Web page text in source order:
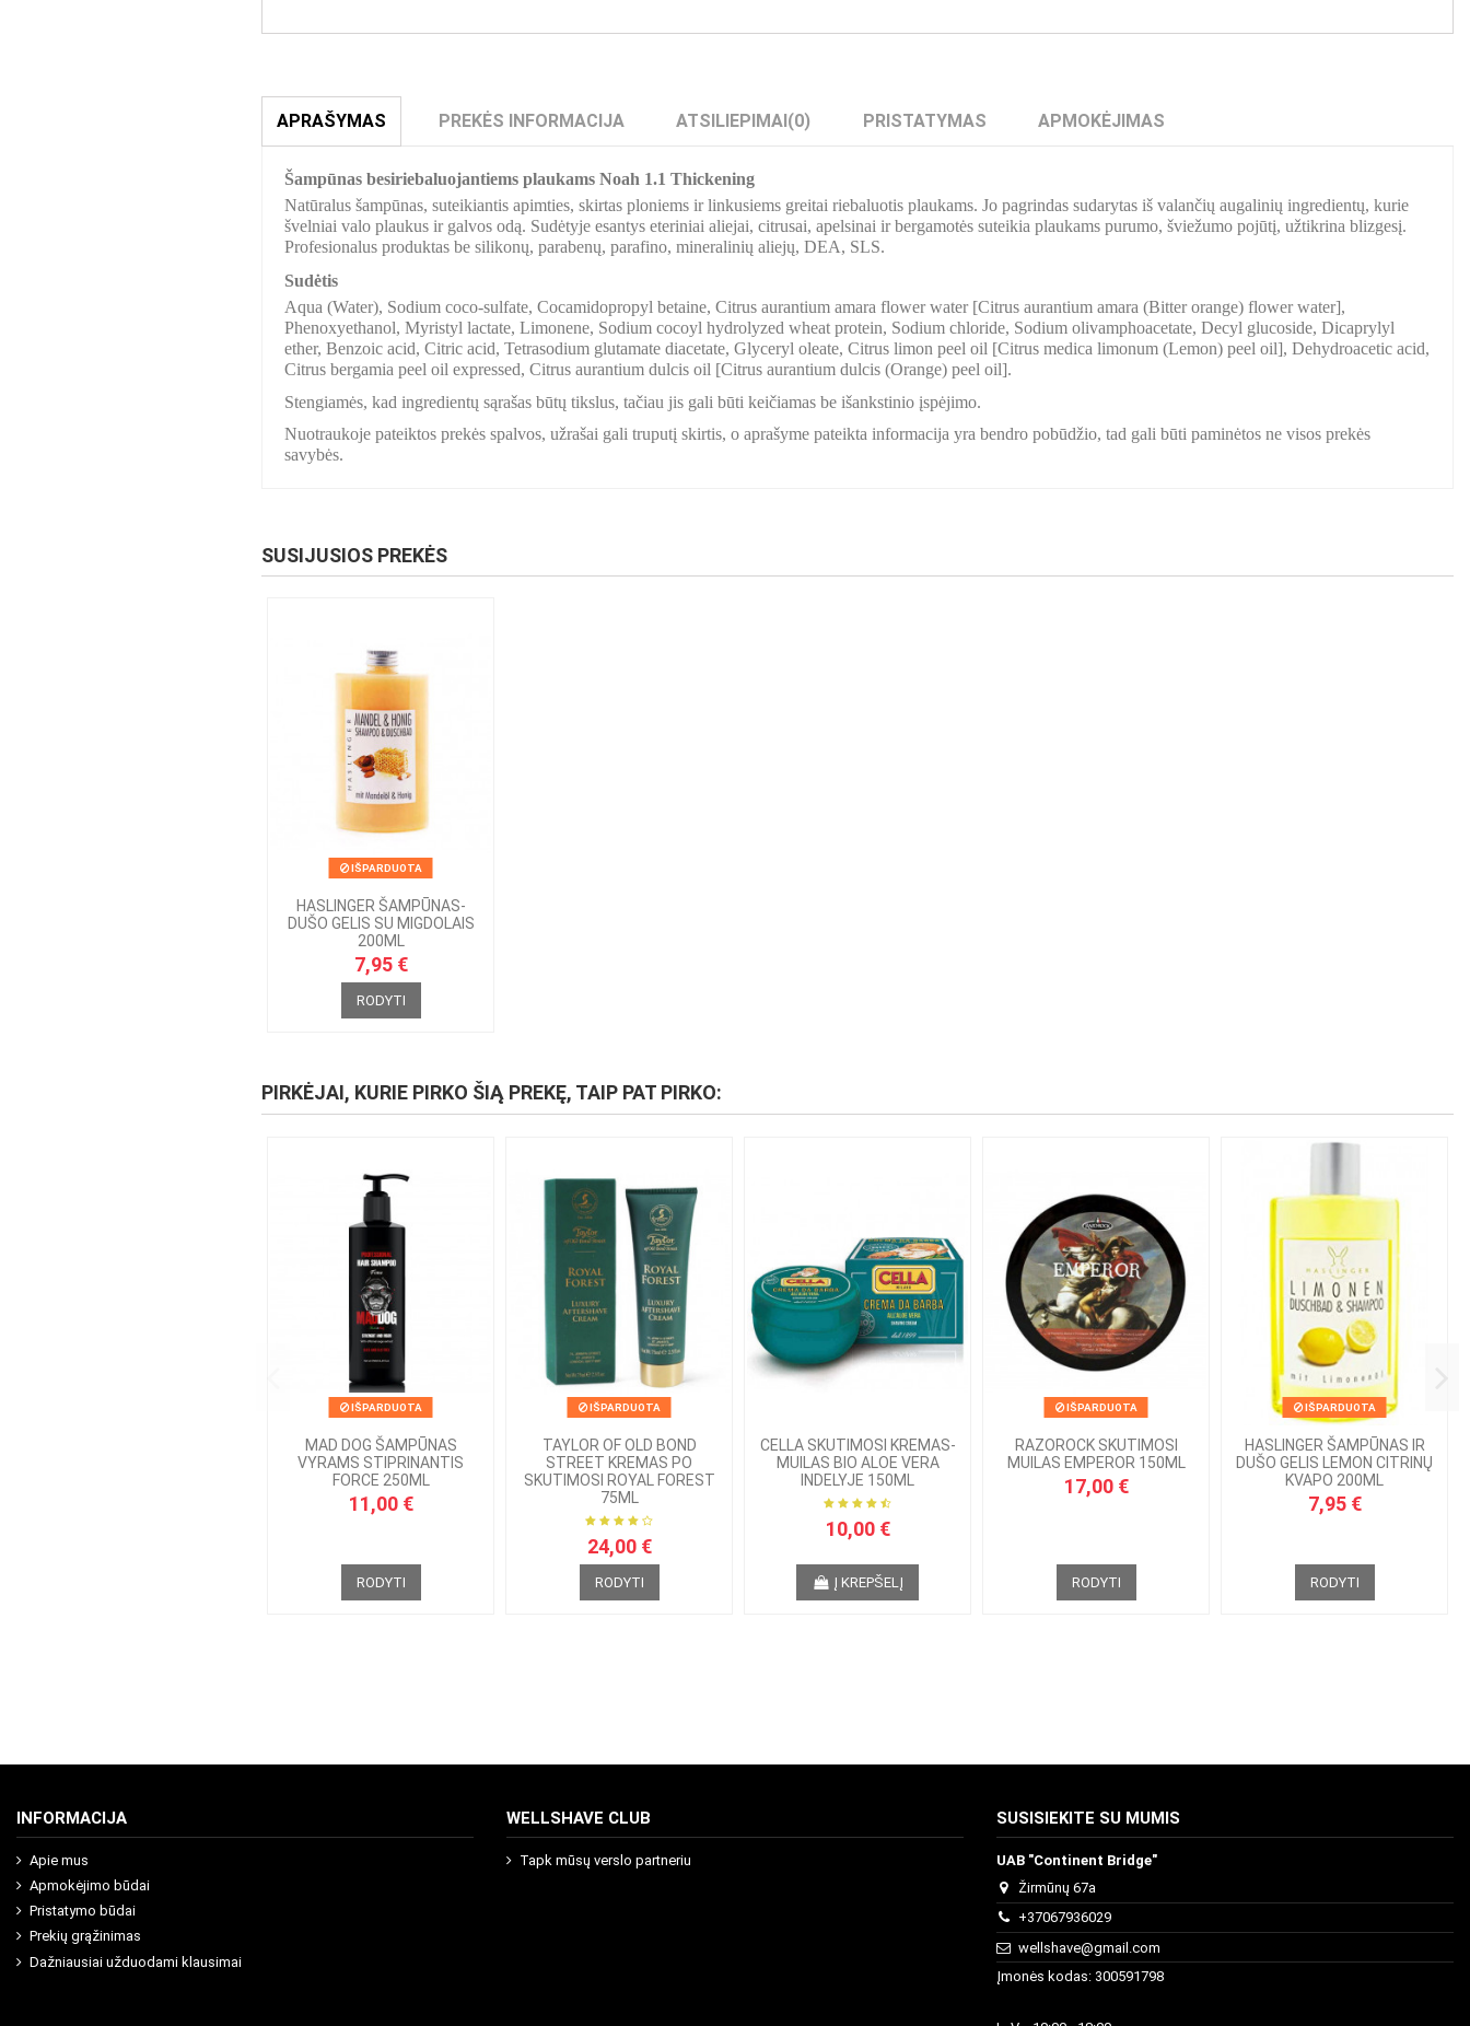
APRAŠYMAS PREKĖS INFORMACIJA ATSILIEPIMAI (0) PRISTATYMAS APMOKĖJIMAS
Šampūnas besiriebaluojantiems plaukams Noah 1.1 Thickening
Natūralus šampūnas, suteikiantis apimties, skirtas ploniems ir linkusiems greitai riebaluotis plaukams. Jo pagrindas sudarytas iš valančių augalinių ingredientų, kurie
švelniai valo plaukus ir galvos odą. Sudėtyje esantys eteriniai aliejai, citrusai, apelsinai ir bergamotės suteikia plaukams purumo, šviežumo pojūtį, užtikrina blizgesį.
Profesionalus produktas be silikonų, parabenų, parafino, mineralinių aliejų, DEA, SLS.
Sudėtis
Aqua (Water), Sodium coco-sulfate, Cocamidopropyl betaine, Citrus aurantium amara flower water [Citrus aurantium amara (Bitter orange) flower water],
Phenoxyethanol, Myristyl lactate, Limonene, Sodium cocoyl hydrolyzed wheat protein, Sodium chloride, Sodium olivamphoacetate, Decyl glucoside, Dicaprylyl
ether, Benzoic acid, Citric acid, Tetrasodium glutamate diacetate, Glyceryl oleate, Citrus limon peel oil [Citrus medica limonum (Lemon) peel oil], Dehydroacetic acid,
Citrus bergamia peel oil expressed, Citrus aurantium dulcis oil [Citrus aurantium dulcis (Orange) peel oil].
Stengiamės, kad ingredientų sąrašas būtų tikslus, tačiau jis gali būti keičiamas be išankstinio įspėjimo.
Nuotraukoje pateiktos prekės spalvos, užrašai gali truputį skirtis, o aprašyme pateikta informacija yra bendro pobūdžio, tad gali būti paminėtos ne visos prekės
savybės.
SUSIJUSIOS PREKĖS
IŠPARDUOTA
HASLINGER ŠAMPŪNAS-
DUŠO GELIS SU MIGDOLAIS
200ML
7,95 €
RODYTI
PIRKĖJAI, KURIE PIRKO ŠIĄ PREKĘ, TAIP PAT PIRKO:
IŠPARDUOTA
MAD DOG ŠAMPŪNAS
VYRAMS STIPRINANTIS
FORCE 250ML
11,00 €
RODYTI
IŠPARDUOTA
TAYLOR OF OLD BOND
STREET KREMAS PO
SKUTIMOSI ROYAL FOREST
75ML
24,00 €
RODYTI
CELLA SKUTIMOSI KREMAS-
MUILAS BIO ALOE VERA
INDELYJE 150ML
10,00 €
Į KREPŠELĮ
IŠPARDUOTA
RAZOROCK SKUTIMOSI
MUILAS EMPEROR 150ML
17,00 €
RODYTI
IŠPARDUOTA
HASLINGER ŠAMPŪNAS IR
DUŠO GELIS LEMON CITRINŲ
KVAPO 200ML
7,95 €
RODYTI
INFORMACIJA
Apie mus
Apmokėjimo būdai
Pristatymo būdai
Prekių grąžinimas
Dažniausiai užduodami klausimai
WELLSHAVE CLUB
Tapk mūsų verslo partneriu
SUSISIEKITE SU MUMIS
UAB "Continent Bridge"
Žirmūnų 67a
+37067936029
wellshave@gmail.com
Įmonės kodas: 300591798